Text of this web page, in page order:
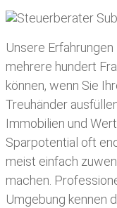
Unsere Erfahrungen
mehrere hundert
können, wenn Sie
Treuhänder
Immobilien und
Sparpotential oft
meist einfach
machen.
Umgebung kennen